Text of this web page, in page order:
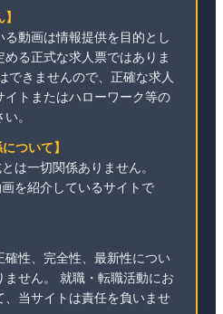
動画は情報提供を目的とし
る正式な求人票ではありま
できませんので、正確な求人
イトまたはハローワーク等の
。
ついて】
は一切関係ありません。
を紹介しているサイトで
確性、完全性、最新性につい
ません。 就職・転職活動にお
、当サイトは責任を負いませ